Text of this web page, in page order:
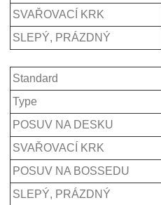
SVAŘOVACÍ KRK
SLEPÝ, PRÁZDNÝ
Standard
Type
POSUV NA DESKU
SVAŘOVACÍ KRK
POSUV NA BOSSEDU
SLEPÝ, PRÁZDNÝ